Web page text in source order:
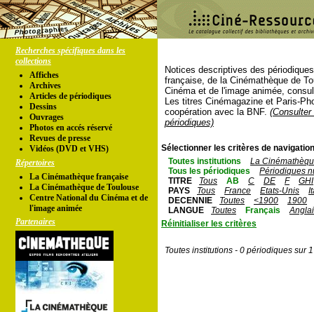
Recherches spécifiques dans les
collections
Affiches
Archives
Articles de périodiques
Dessins
Ouvrages
Photos en accés réservé
Revues de presse
Vidéos (DVD et VHS)
Répertoires
La Cinémathèque française
La Cinémathèque de Toulouse
Centre National du Cinéma et de
l'image animée
Partenaires
Notices descriptives des
française, de la Cinémathèque de
Cinéma et de l'image animée,
Les titres Cinémagazine et Paris-
coopération avec la BNF.
périodiques)
Sélectionner les critères de
Toutes institutions
La
Tous les périodiques
Périodiques
TITRE
Tous AB C DE F
GHI
PAYS
Tous France Etats-Unis
DECENNIE
Toutes <1900
1900
LANGUE
Toutes Français
Réinitialiser les critères
Toutes institutions - 0 périodiques sur